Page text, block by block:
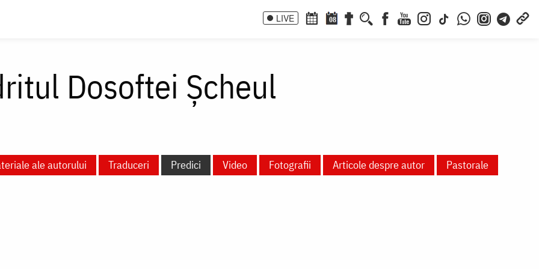
LIVE 08
Dosoftei Șcheul
ale autorului Traduceri Predici Video Fotografii Articole despre autor Pastorale